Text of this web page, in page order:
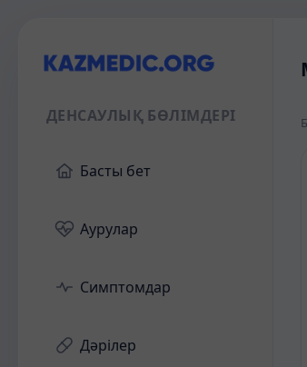
ДЕНСАУЛЫҚ БӨЛІМДЕРІ
Басты бет
Аурулар
Симптомдар
Дәрілер